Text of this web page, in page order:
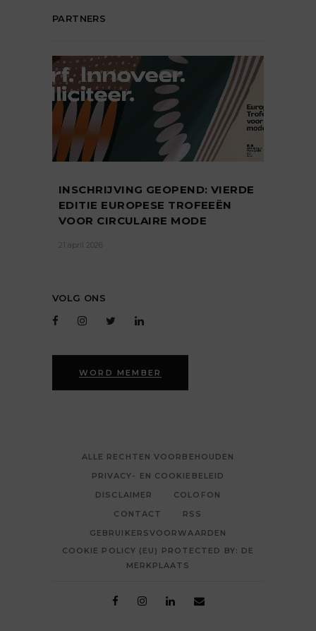
PARTNERS
INSCHRIJVING GEOPEND: VIERDE
EDITIE EUROPESE TROFEEËN
VOOR CIRCULAIRE MODE
21 april 2026
VOLG ONS
WORD MEMBER
ALLE RECHTEN VOORBEHOUDEN
PRIVACY- EN COOKIEBELEID
DISCLAIMER
COLOFON
CONTACT
RSS
GEBRUIKERSVOORWAARDEN
COOKIE POLICY (EU) PROTECTED BY: DE
MERKPLAATS